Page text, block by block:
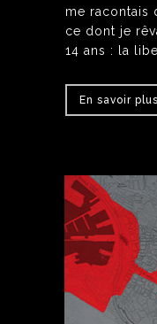
me racontais
ce dont je
14 ans : la
En savoir plus